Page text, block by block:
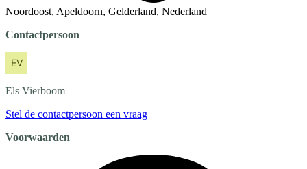
Noordoost, Apeldoorn, Gelderland, Nederland
Contactpersoon
Els Vierboom
Stel de contactpersoon een vraag
Voorwaarden